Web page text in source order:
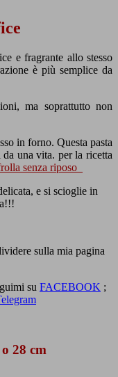
e fragrante allo stesso
è più semplice da
ma soprattutto non
in forno. Questa pasta
una vita. per la ricetta
senza riposo
e si scioglie in
sulla mia pagina
su FACEBOOK ;
28 cm